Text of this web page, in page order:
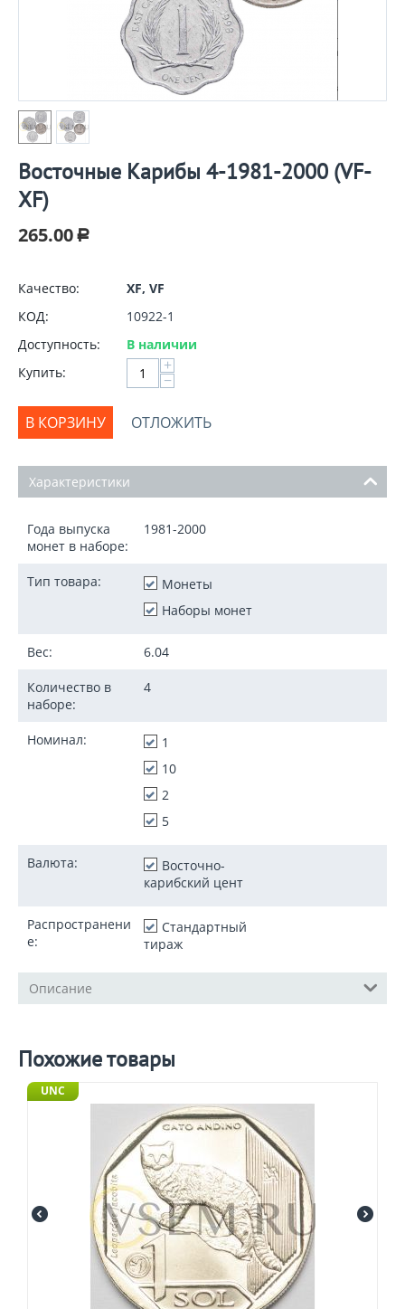
Восточные Карибы 4-1981-2000 (VF-
XF)
265.00 Р
Качество:
XF, VF
КОД:
10922-1
Доступность:
В наличии
Купить:
+
−
В КОРЗИНУ ОТЛОЖИТЬ
Характеристики
Года выпуска
монет в наборе:
1981-2000
Тип товара:
Монеты
Наборы монет
Вес: 6.04
Количество в
наборе:
4
Номинал:
1
10
2
5
Валюта:
Восточно-
карибский цент
Распространени
е:
Стандартный
тираж
Описание
Похожие товары
UNC